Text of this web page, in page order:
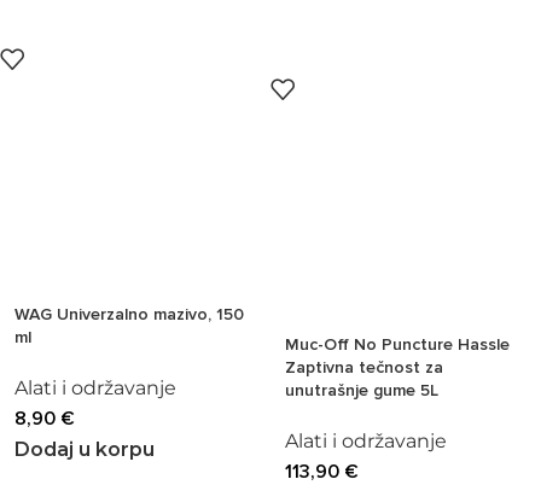
WAG Univerzalno mazivo, 150
ml
Alati i održavanje
8,90 €
Dodaj u korpu
Muc-Off No Puncture Hassle
Zaptivna tečnost za
unutrašnje gume 5L
Alati i održavanje
113,90 €